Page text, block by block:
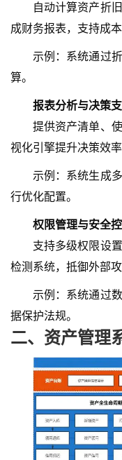
自动计算资产折
成财务报表，支持成
示例：系统通过
算。
报表分析与决策
提供资产清单、
视化引擎提升决策效率
示例：系统生成
行优化配置。
权限管理与安全
支持多级权限设
检测系统，抵御外部攻
示例：系统通过
据保护法规。
二、 资产管理